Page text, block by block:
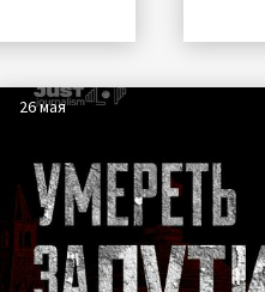
26 мая